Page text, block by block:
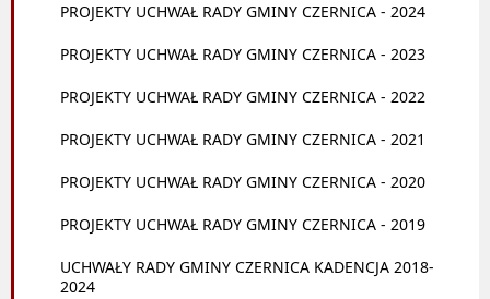
PROJEKTY UCHWAŁ RADY GMINY CZERNICA - 2024
PROJEKTY UCHWAŁ RADY GMINY CZERNICA - 2023
PROJEKTY UCHWAŁ RADY GMINY CZERNICA - 2022
PROJEKTY UCHWAŁ RADY GMINY CZERNICA - 2021
PROJEKTY UCHWAŁ RADY GMINY CZERNICA - 2020
PROJEKTY UCHWAŁ RADY GMINY CZERNICA - 2019
UCHWAŁY RADY GMINY CZERNICA KADENCJA 2018-
2024